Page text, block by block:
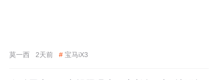
莫一西 2天前 # 宝马iX3